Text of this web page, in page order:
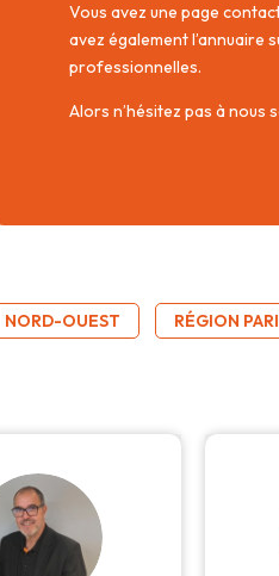
Vous avez une page
avez également l’annuaire
professionnelles.
Alors n’hésitez pas à nous
NORD-OUEST RÉGION